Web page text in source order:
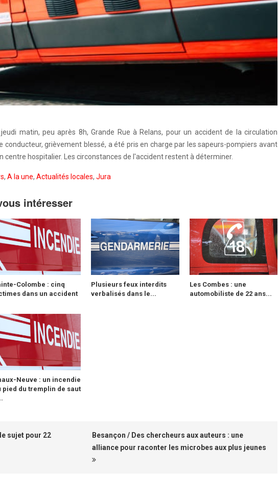
matin, peu après 8h, Grande Rue à Relans, pour un accident de la circulation
conducteur, grièvement blessé, a été pris en charge par les sapeurs-pompiers avant
centre hospitalier. Les circonstances de l'accident restent à déterminer.
, A la une, Actualités locales, Jura
intéresser
Colombe : cinq
dans un accident
Plusieurs feux interdits
verbalisés dans le...
Les Combes : une
automobiliste de 22 ans...
Neuve : un incendie
pied du tremplin de saut
sujet pour 22
Besançon / Des chercheurs aux auteurs : une
alliance pour raconter les microbes aux plus jeunes